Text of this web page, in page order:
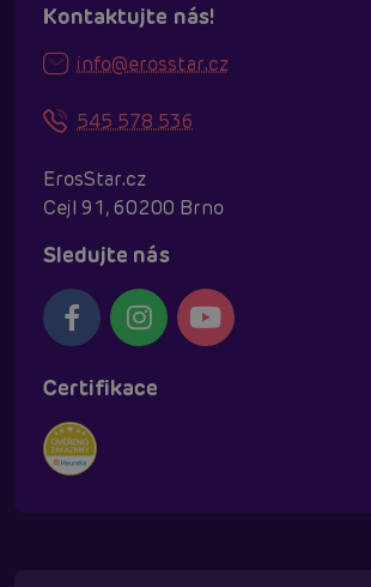
Kontaktujte nás!
info@erosstar.cz
545 578 536
ErosStar.cz
Cejl 91, 60200 Brno
Sledujte nás
Certifikace